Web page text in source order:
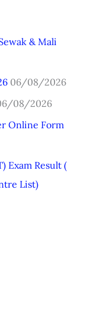
& Mali
06/08/2026
08/2026
Online Form
Exam Result (
List)